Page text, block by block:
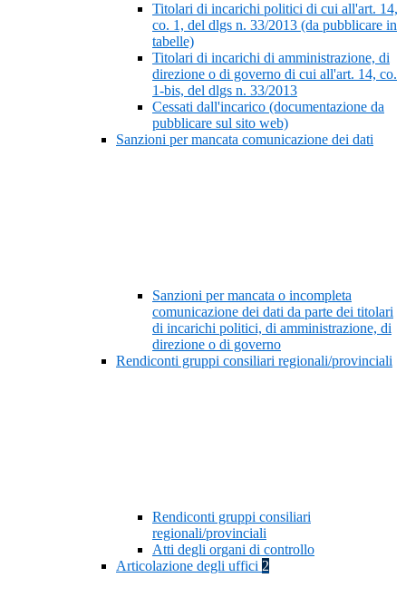
Titolari di incarichi politici di cui all'art. 14,
co. 1, del dlgs n. 33/2013 (da pubblicare in
tabelle)
Titolari di incarichi di amministrazione, di
direzione o di governo di cui all'art. 14, co.
1-bis, del dlgs n. 33/2013
Cessati dall'incarico (documentazione da
pubblicare sul sito web)
Sanzioni per mancata comunicazione dei dati
Sanzioni per mancata o incompleta
comunicazione dei dati da parte dei titolari
di incarichi politici, di amministrazione, di
direzione o di governo
Rendiconti gruppi consiliari regionali/provinciali
Rendiconti gruppi consiliari
regionali/provinciali
Atti degli organi di controllo
Articolazione degli uffici 2